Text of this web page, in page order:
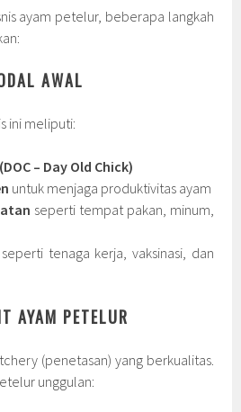
ayam petelur, beberapa langkah
AWAL
ini meliputi:
– Day Old Chick)
untuk menjaga produktivitas ayam
seperti tempat pakan, minum,
seperti tenaga kerja, vaksinasi, dan
AYAM PETELUR
(penetasan) yang berkualitas.
unggulan: